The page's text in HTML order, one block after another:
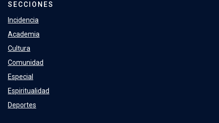
SECCIONES
Incidencia
Academia
Cultura
Comunidad
Especial
Espiritualidad
Deportes